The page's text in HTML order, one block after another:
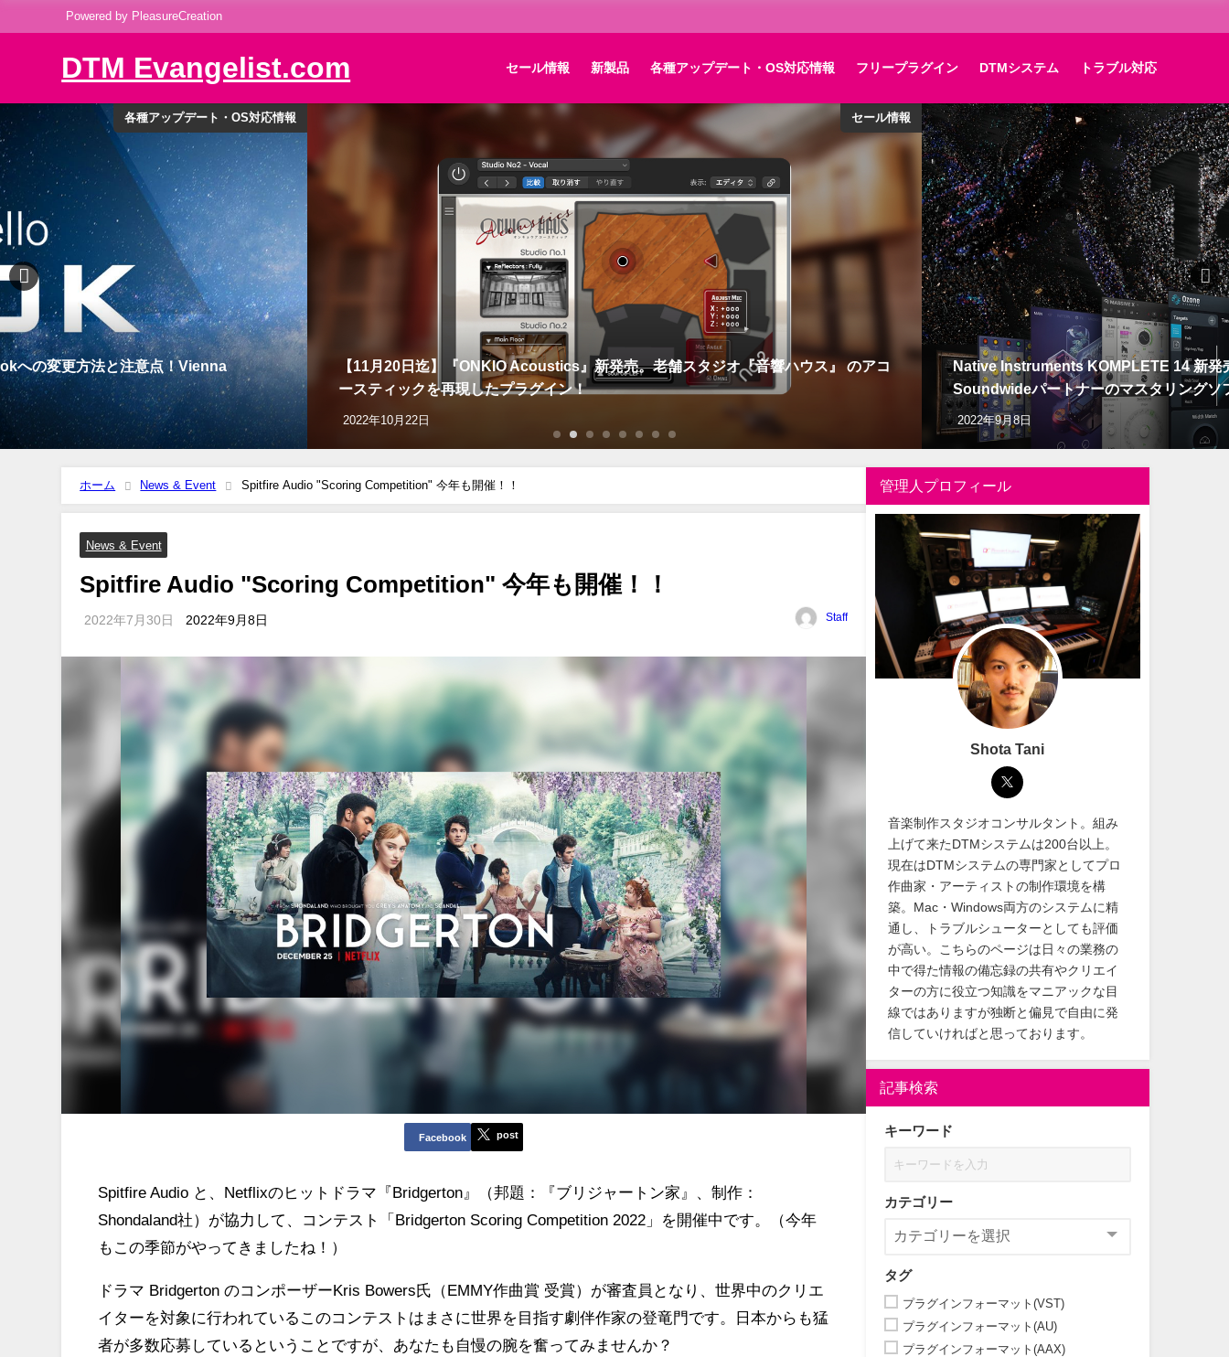
Powered by PleasureCreation
DTM Evangelist.com セール情報 新製品 各種アップデート・OS対応情報 フリープラグイン DTMシステム トラブル対応
セール情報
。老舗スタジオ『音響ハウス』 のアコ
セール情報
Native Instruments KOMPLETE 14 新発売！最新インストゥルメントから
Soundwideパートナーのマスタリングソフトまでをバンドル！
2022年9月8日
【10/31迄延長！】IK Multimedia 人気製
大75%OFF！
2022年10月14日
ホーム News & Event Spitfire Audio "Scoring Competition" 今年も開催！！
News & Event
Spitfire Audio "Scoring Competition" 今年も開催！！
2022年7月30日 2022年9月8日 Staff
Facebook post
Spitfire Audio と、Netflixのヒットドラマ『Bridgerton』（邦題：『ブリジャートン家』、制作：
Shondaland社）が協力して、コンテスト「Bridgerton Scoring Competition 2022」を開催中です。（今年
もこの季節がやってきましたね！）
ドラマ Bridgerton のコンポーザーKris Bowers氏（EMMY作曲賞 受賞）が審査員となり、世界中のクリエ
イターを対象に行われているこのコンテストはまさに世界を目指す劇伴作家の登竜門です。日本からも猛
者が多数応募しているということですが、あなたも自慢の腕を奮ってみませんか？
管理人プロフィール
Shota Tani
音楽制作スタジオコンサルタント。組み
上げて来たDTMシステムは200台以上。
現在はDTMシステムの専門家としてプロ
作曲家・アーティストの制作環境を構
築。Mac・Windows両方のシステムに精
通し、トラブルシューターとしても評価
が高い。こちらのページは日々の業務の
中で得た情報の備忘録の共有やクリエイ
ターの方に役立つ知識をマニアックな目
線ではありますが独断と偏見で自由に発
信していければと思っております。
記事検索
キーワード
カテゴリー
タグ
プラグインフォーマット(VST)
プラグインフォーマット(AU)
プラグインフォーマット(AAX)